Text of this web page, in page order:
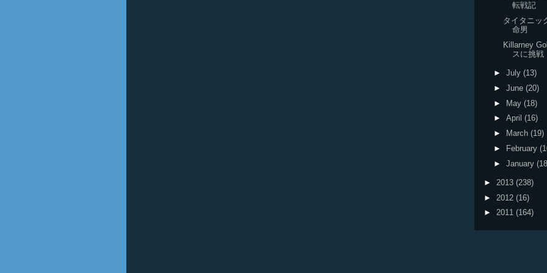
転戦記
タイタニッ
命男
Killarney
スに挑戦
► July (13)
► June (20)
► May (18)
► April (16)
►
March (19)
►
February
► January
► 2013 (238)
► 2012 (16)
► 2011 (164)